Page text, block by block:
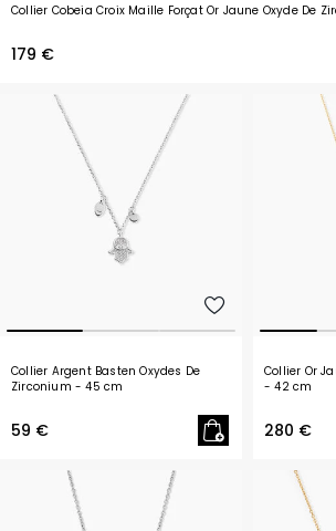
Collier Cobeia Croix Maille Forçat Or Jaune Oxyde De
179 €
Collier Argent Basten Oxydes De
Zirconium- 45 cm
59 €
Collier Or
- 42 cm
280 €